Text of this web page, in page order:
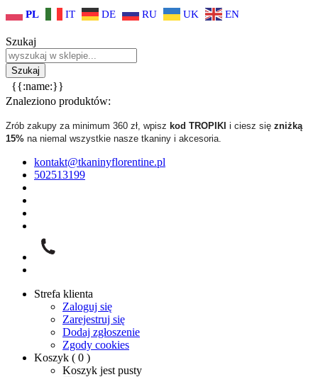
PL IT DE RU UK EN
Szukaj
{{:name:}}
Znaleziono produktów:
Zrób zakupy za minimum 360 zł, wpisz kod TROPIKI i ciesz się zniżką
15% na niemal wszystkie nasze tkaniny i akcesoria.
kontakt@tkaninyflorentine.pl
502513199
Strefa klienta
Zaloguj się
Zarejestruj się
Dodaj zgłoszenie
Zgody cookies
Koszyk ( 0 )
Koszyk jest pusty